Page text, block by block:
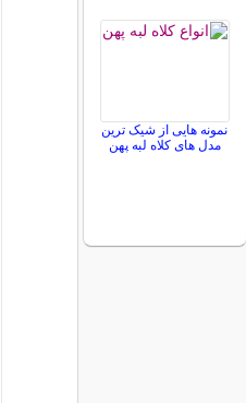
نمونه هایی از شیک ترین
مدل های کلاه لبه پهن